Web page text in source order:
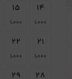
14
1،000
15
1،000
21
1،000
22
1،000
28
29